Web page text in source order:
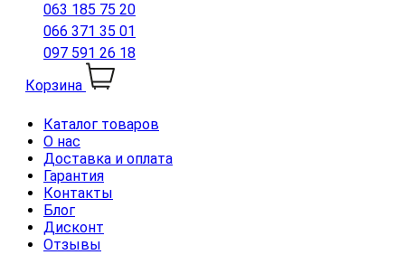
063 185 75 20
066 371 35 01
097 591 26 18
Корзина
Каталог товаров
О нас
Доставка и оплата
Гарантия
Контакты
Блог
Дисконт
Отзывы